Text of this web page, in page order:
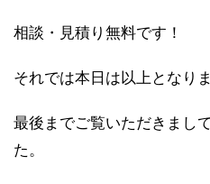
相談・見積り無料です！
それでは本日は以上となりま
最後までご覧いただきまし
た。